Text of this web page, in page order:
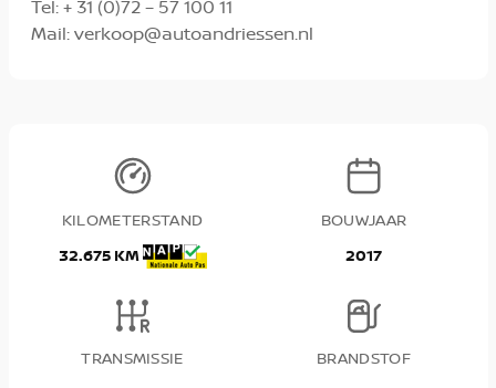
Tel:+ 31 (0)72 – 57 100 11
Mail:verkoop@autoandriessen.nl
KILOMETERSTAND
32.675 KM
BOUWJAAR
2017
TRANSMISSIE
BRANDSTOF